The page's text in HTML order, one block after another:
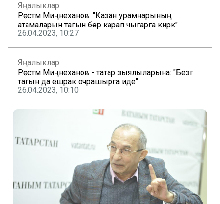
Яңалыклар
Рөстәм Миңнеханов: "Казан урамнарының
атамаларын тагын бер карап чыгарга кирәк"
26.04.2023, 10:27
Яңалыклар
Рөстәм Миңнеханов - татар зыялыларына: "Безгә
тагын да ешрак очрашырга иде"
26.04.2023, 10:10